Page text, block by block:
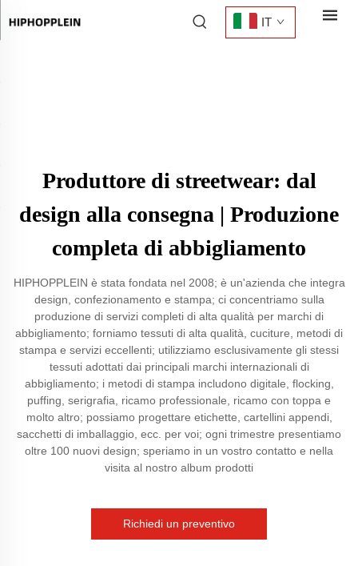
IT
Produttore di streetwear: dal
design alla consegna | Produzione
completa di abbigliamento
HIPHOPPLEIN è stata fondata nel 2008; è un'azienda che integra
design, confezionamento e stampa; ci concentriamo sulla
produzione di servizi completi di alta qualità per marchi di
abbigliamento; forniamo tessuti di alta qualità, cuciture, metodi di
stampa e servizi eccellenti; utilizziamo esclusivamente gli stessi
tessuti adottati dai principali marchi internazionali di
abbigliamento; i metodi di stampa includono digitale, flocking,
puffing, serigrafia, ricamo professionale, ricamo con toppa e
molto altro; possiamo progettare etichette, cartellini appendi,
sacchetti di imballaggio, ecc. per voi; ogni trimestre presentiamo
oltre 100 nuovi design; speriamo in un vostro contatto e nella
visita al nostro album prodotti
Richiedi un preventivo